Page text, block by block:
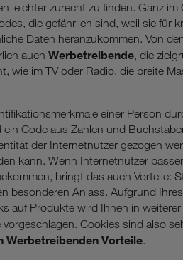
leichter zurecht zu finden. Ganz im
die gefährlich sind, weil sie für
Daten heranzukommen. Von
auch Werbetreibende, die
wie im TV oder Radio, die breite
einer Person
Code aus Zahlen und
der Internetnutzer gezogen
kann. Wenn Internetnutzer
bringt das auch Vorteile:
besonderen Anlass. Aufgrund
auf Produkte wird Ihnen in
Cookies sind also
Werbetreibenden Vorteile.